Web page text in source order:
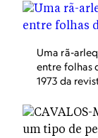
Uma rã-
entre folhas
1973 da
extinção
das